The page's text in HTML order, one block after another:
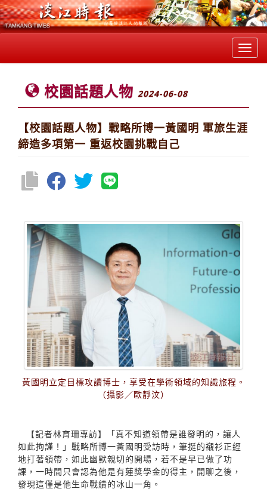
校園話題人物 2024-06-08
【校園話題人物】戰略所博一黃國明 軍旅生涯
締造多項第一 重返校園挑戰自己
黃國明立定目標攻讀博士，享受在學術領域的知識旅程。
（攝影／歐靜汶）
【記者林育珊專訪】「真不知道領帶是誰發明的，讓人
如此拘謹！」戰略所博一黃國明受訪時，筆挺的襯衫正經
地打著領帶，如此幽默親切的開場，若不是早已做了功
課，一時間只會認為他是有蓮獎學金的得主，開聊之後，
發現這僅是他生命戰績的冰山一角。